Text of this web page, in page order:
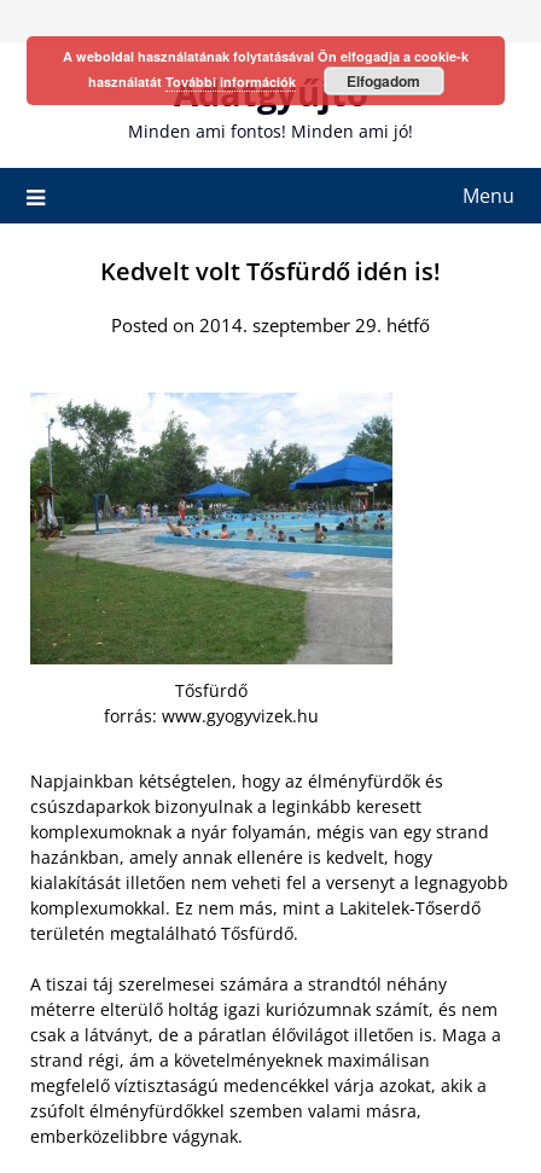
Adatgyűjtő
Minden ami fontos! Minden ami jó!
Menu
Kedvelt volt Tősfürdő idén is!
Posted on 2014. szeptember 29. hétfő
Tősfürdő
forrás: www.gyogyvizek.hu
Napjainkban kétségtelen, hogy az élményfürdők és
csúszdaparkok bizonyulnak a leginkább keresett
komplexumoknak a nyár folyamán, mégis van egy strand
hazánkban, amely annak ellenére is kedvelt, hogy
kialakítását illetően nem veheti fel a versenyt a legnagyobb
komplexumokkal. Ez nem más, mint a Lakitelek-Tőserdő
területén megtalálható Tősfürdő.
A tiszai táj szerelmesei számára a strandtól néhány
méterre elterülő holtág igazi kuriózumnak számít, és nem
csak a látványt, de a páratlan élővilágot illetően is. Maga a
strand régi, ám a követelményeknek maximálisan
megfelelő víztisztaságú medencékkel várja azokat, akik a
zsúfolt élményfürdőkkel szemben valami másra,
emberközelibbre vágynak.
A weboldal használatának folytatásával Ön elfogadja a cookie-k
használatát További információk Elfogadom